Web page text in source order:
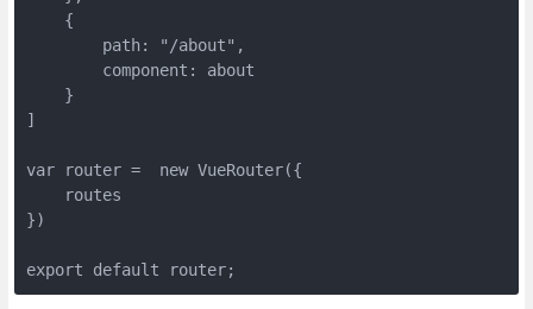
    {
        path: "/about",
        component: about
    }
]
var router =  new VueRouter({
    routes
})
export default router;